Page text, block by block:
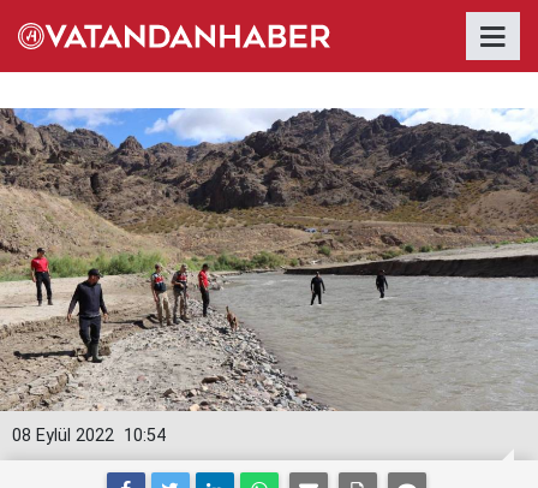
10:54
08 Eylül 2022